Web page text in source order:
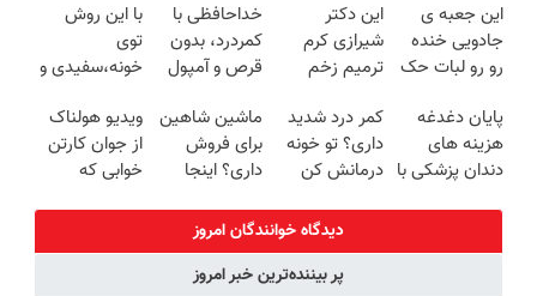
قرص
(پرسشنامه)
(پرسش‌نامه)
این جعبه ی
جادویی خنده
رو رو لبات حک
خرید40%تخفیف
این دکتر
شیرازی کرم
ترمیم زخم
ساخت!!!
خداحافظی با
کمردرد، بدون
قرص و آمپول
با این روش
توی
خونه،سفیدی و
برگردون
(40%off)
پایان دغدغه
هزینه های
دندان پزشکی با
کمر درد شدید
داری؟ تو خونه
درمانش کن
رو پرکن)
ماشین شاهین
برای فروش
داری؟ اینجا
بفروش
ویدیو هولناک
از جوان کارتن
خوابی که
دیدگاه خوانندگان امروز
پر بیننده‌ترین خبر امروز